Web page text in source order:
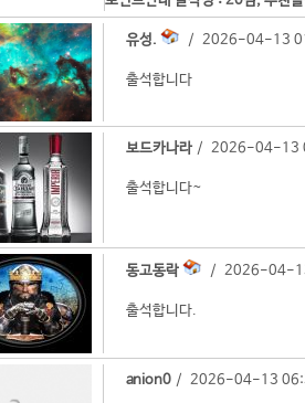
유성. / 2026-04-13
출석합니다
보드카나라 / 2026-04-13
출석합니다~
동고동락 / 2026-04-
출석합니다.
anion0 / 2026-04-13